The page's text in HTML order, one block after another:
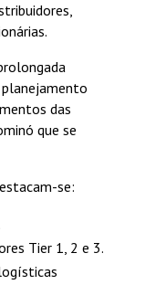
das
que se
se:
Tier 1, 2 e 3.